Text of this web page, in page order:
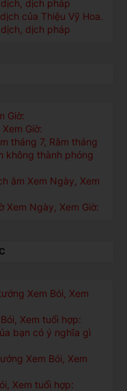
dịch pháp
của Thiệu Vỹ Hoa.
dịch pháp
Giờ:
Giờ:
tháng 7, Rằm tháng
không thành phóng
âm Xem Ngày, Xem
Xem Ngày, Xem Giờ:
Xem Bói, Xem
Xem tuổi hợp:
bạn có ý nghĩa gì
Xem Bói, Xem
Xem tuổi hợp: